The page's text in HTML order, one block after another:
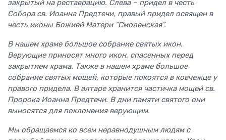
закрытый на реставрацию. Слева – придел в честь
Собора св. Иоанна Предтечи, правый придел освящен в
честь иконы Божией Матери “Смоленская”.
В нашем храме большое собрание святых икон.
Верующие приносят много икон, спасенных перед
закрытием храма. Также в нашем храме большое
собрание святых мощей, которые покоятся в ковчежце у
правого придела. В алтаре хранится частичка мощей св.
Пророка Иоанна Предтечи. В дни памяти святого они
выносятся для поклонения верующим.
Мы обращаемся ко всем неравнодушным людям с